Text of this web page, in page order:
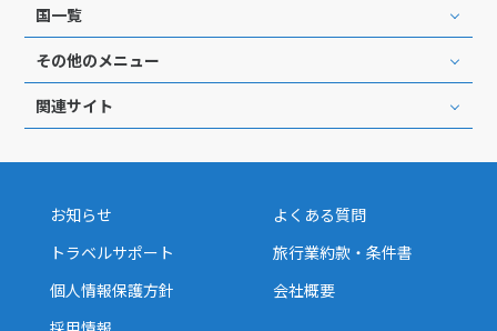
国一覧
その他のメニュー
関連サイト
お知らせ
よくある質問
トラベルサポート
旅行業約款・条件書
個人情報保護方針
会社概要